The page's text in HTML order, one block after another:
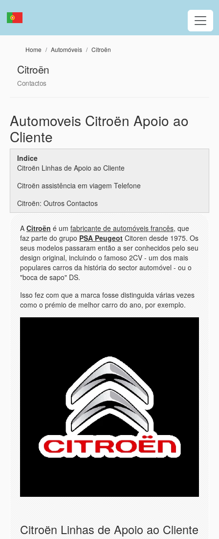
Home Automóveis Citroën
Citroën
Contactos
Automoveis Citroën Apoio ao
Cliente
Indice
Citroën Linhas de Apoio ao Cliente
Citroën assistência em viagem Telefone
Citroën: Outros Contactos
A Citroën é um fabricante de automóveis francês, que
faz parte do grupo PSA Peugeot Citoren desde 1975. Os
seus modelos passaram então a ser conhecidos pelo seu
design original, incluindo o famoso 2CV - um dos mais
populares carros da história do sector automóvel - ou o
"boca de sapo" DS.
Isso fez com que a marca fosse distinguida várias vezes
como o prémio de melhor carro do ano, por exemplo.
Citroën Linhas de Apoio ao Cliente